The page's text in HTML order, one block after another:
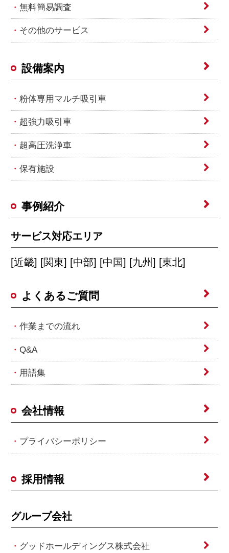
無料簡易調査
その他のサービス
設備案内
粉体専用マルチ吸引車
超強力吸引車
超高圧洗浄車
保有施設
事例紹介
サービス対応エリア
[近畿] [関東] [中部] [中国] [九州] [東北]
よくあるご質問
作業までの流れ
Q&A
用語集
会社情報
プライバシーポリシー
採用情報
グループ会社
グッドホールディングス株式会社